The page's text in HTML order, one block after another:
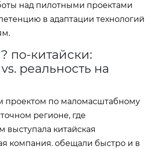
над пилотными проектами
в адаптации технологий
по-китайски:
реальность на
проектом по маломасштабному
регионе, где
выступала китайская
компания. обещали быстро и в